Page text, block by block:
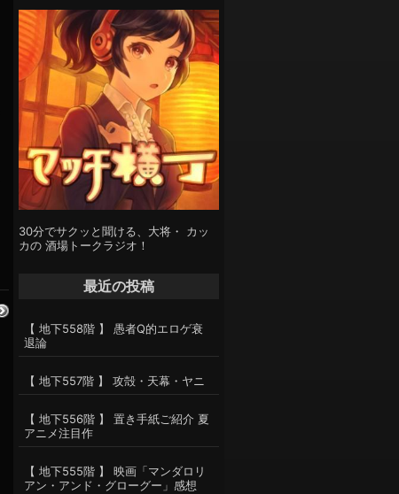
30分でサクッと聞ける、大将・ カッ
カの 酒場トークラジオ！
最近の投稿
【 地下558階 】 愚者Q的エロゲ衰
退論
【 地下557階 】 攻殻・天幕・ヤニ
【 地下556階 】 置き手紙ご紹介 夏
アニメ注目作
【 地下555階 】 映画「マンダロリ
アン・アンド・グローグー」感想